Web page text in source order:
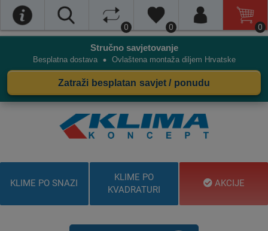
0 0 0
Stručno savjetovanje
Besplatna dostava • Ovlaštena montaža diljem Hrvatske
Zatraži besplatan savjet / ponudu
KLIME PO SNAZI
KLIME PO
KVADRATURI
AKCIJE